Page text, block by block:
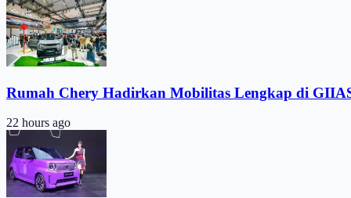
Rumah Chery Hadirkan Mobilitas Lengkap di
22 hours ago